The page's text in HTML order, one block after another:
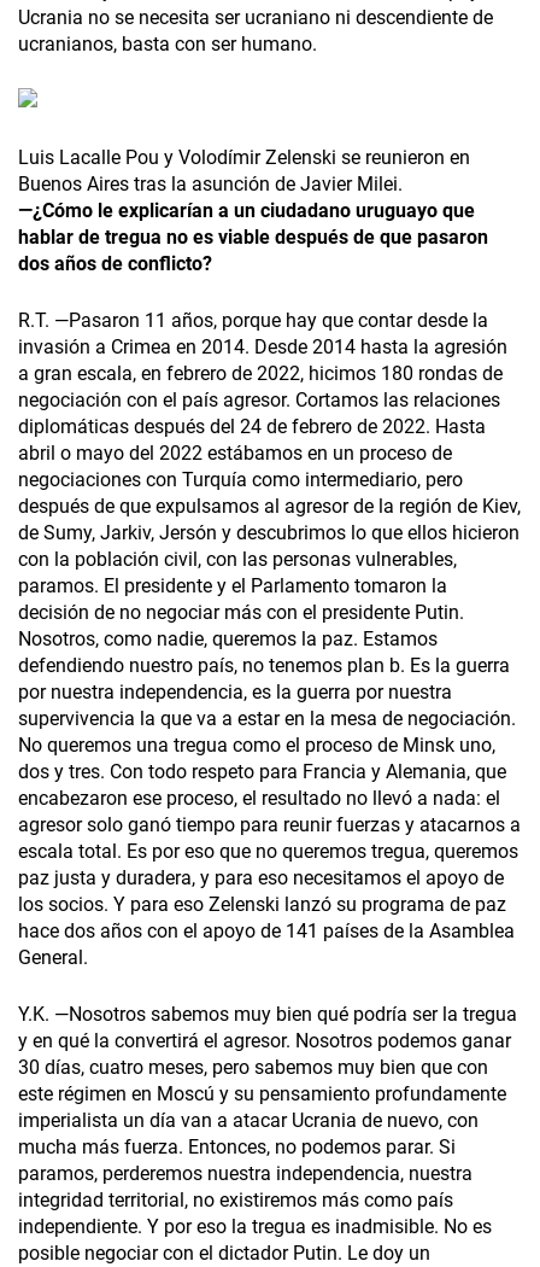
Ucrania no se necesita ser ucraniano ni descendiente de
ucranianos, basta con ser humano.
Luis Lacalle Pou y Volodímir Zelenski se reunieron en
Buenos Aires tras la asunción de Javier Milei.
—¿Cómo le explicarían a un ciudadano uruguayo que
hablar de tregua no es viable después de que pasaron
dos años de conflicto?
R.T. —Pasaron 11 años, porque hay que contar desde la
invasión a Crimea en 2014. Desde 2014 hasta la agresión
a gran escala, en febrero de 2022, hicimos 180 rondas de
negociación con el país agresor. Cortamos las relaciones
diplomáticas después del 24 de febrero de 2022. Hasta
abril o mayo del 2022 estábamos en un proceso de
negociaciones con Turquía como intermediario, pero
después de que expulsamos al agresor de la región de Kiev,
de Sumy, Jarkiv, Jersón y descubrimos lo que ellos hicieron
con la población civil, con las personas vulnerables,
paramos. El presidente y el Parlamento tomaron la
decisión de no negociar más con el presidente Putin.
Nosotros, como nadie, queremos la paz. Estamos
defendiendo nuestro país, no tenemos plan b. Es la guerra
por nuestra independencia, es la guerra por nuestra
supervivencia la que va a estar en la mesa de negociación.
No queremos una tregua como el proceso de Minsk uno,
dos y tres. Con todo respeto para Francia y Alemania, que
encabezaron ese proceso, el resultado no llevó a nada: el
agresor solo ganó tiempo para reunir fuerzas y atacarnos a
escala total. Es por eso que no queremos tregua, queremos
paz justa y duradera, y para eso necesitamos el apoyo de
los socios. Y para eso Zelenski lanzó su programa de paz
hace dos años con el apoyo de 141 países de la Asamblea
General.
Y.K. —Nosotros sabemos muy bien qué podría ser la tregua
y en qué la convertirá el agresor. Nosotros podemos ganar
30 días, cuatro meses, pero sabemos muy bien que con
este régimen en Moscú y su pensamiento profundamente
imperialista un día van a atacar Ucrania de nuevo, con
mucha más fuerza. Entonces, no podemos parar. Si
paramos, perderemos nuestra independencia, nuestra
integridad territorial, no existiremos más como país
independiente. Y por eso la tregua es inadmisible. No es
posible negociar con el dictador Putin. Le doy un